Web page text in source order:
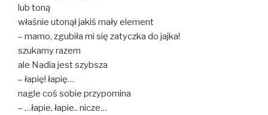
lub toną
właśnie utonął jakiś mały element
– mamo, zgubiła mi się zatyczka do jajka!
szukamy razem
ale Nadia jest szybsza
– łapię! łapię…
nagle coś sobie przypomina
– …łapie, łapie.. nicze…